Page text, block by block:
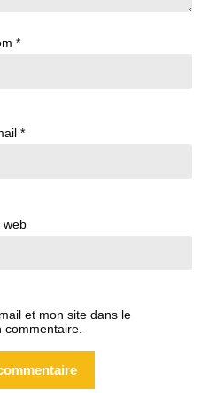
*
*
web
et mon site dans le